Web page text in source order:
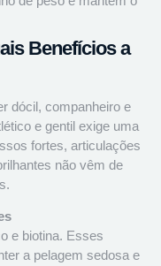
Benefícios a
dócil, companheiro e
e gentil exige uma
fortes, articulações
não vêm de
e biotina. Esses
a pelagem sedosa e